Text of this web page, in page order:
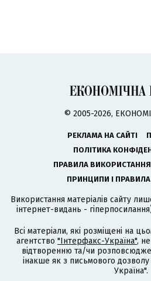
© 2005-2026,
РЕКЛАМА НА САЙТІ
ПОЛІТИКА
ПРАВИЛА ВИКОРИСТАННЯ
ПРИНЦИПИ І
Використання матеріалів сайту
інтернет-видань -
Всі матеріали, які розміщені на
агентство "Інтерфакс-Україна",
відтворенню та/чи
інакше як з письмового
Україна".